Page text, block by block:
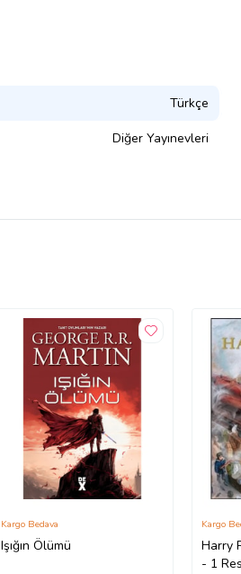
Türkçe
Diğer Yayınevleri
Işığın Ölümü
Kargo Bedava
Harry
- 1
Kargo